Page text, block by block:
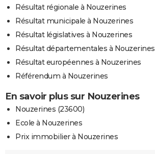
Résultat régionale à Nouzerines
Résultat municipale à Nouzerines
Résultat législatives à Nouzerines
Résultat départementales à Nouzerines
Résultat européennes à Nouzerines
Référendum à Nouzerines
En savoir plus sur Nouzerines
Nouzerines (23600)
Ecole à Nouzerines
Prix immobilier à Nouzerines